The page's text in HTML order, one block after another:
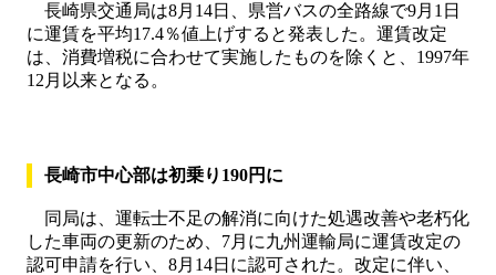
長崎県交通局は8月14日、県営バスの全路線で9月1日
に運賃を平均17.4％値上げすると発表した。運賃改定
は、消費増税に合わせて実施したものを除くと、1997年
12月以来となる。
長崎市中心部は初乗り190円に
同局は、運転士不足の解消に向けた処遇改善や老朽化
した車両の更新のため、7月に九州運輸局に運賃改定の
認可申請を行い、8月14日に認可された。改定に伴い、